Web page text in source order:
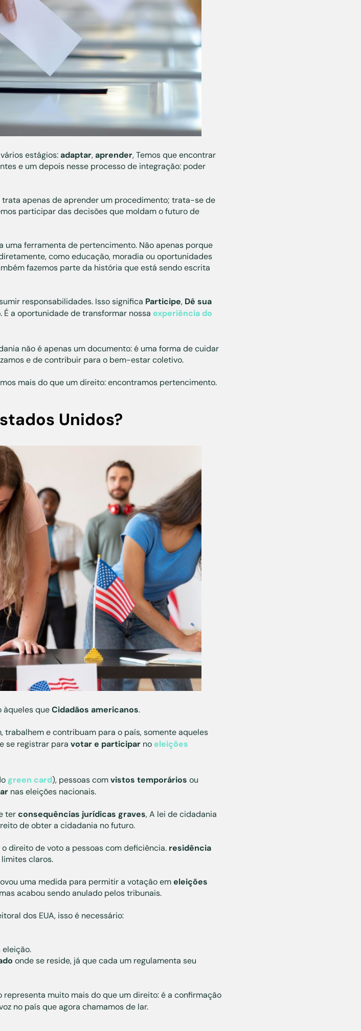
estágios:adaptar,aprender, Temos que encontrar
e um depois nesse processo de integração: poder
trata apenas de aprender um procedimento; trata-se de
participar das decisões que moldam o futuro de
uma ferramenta de pertencimento. Não apenas porque
como educação, moradia ou oportunidades
fazemos parte da história que está sendo escrita
responsabilidades. Isso significa Participe, Dê sua
É a oportunidade de transformar nossa experiência do
não é apenas um documento: é uma forma de cuidar
e de contribuir para o bem-estar coletivo.
mais do que um direito: encontramos pertencimento.
Unidos?
àqueles queCidadãos americanos.
trabalhem e contribuam para o país, somente aqueles
se registrar para votar e participar no eleições
green card), pessoas comvistos temporários ou
nas eleições nacionais.
terconsequências jurídicas graves, A lei de cidadania
de obter a cidadania no futuro.
direito de voto a pessoas com deficiência. residência
claros.
uma medida para permitir a votação emeleições
acabou sendo anulado pelos tribunais.
dos EUA, isso é necessário:
eleição.
onde se reside, já que cada um regulamenta seu
representa muito mais do que um direito: é a confirmação
no país que agora chamamos de lar.